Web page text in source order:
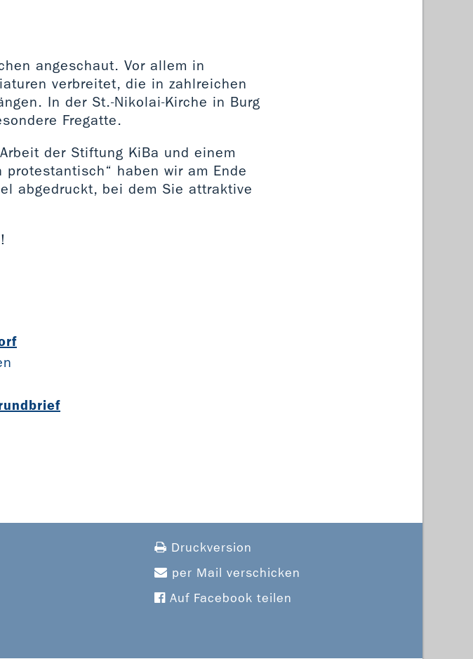
angeschaut. Vor allem in
verbreitet, die in zahlreichen
In der St.-Nikolai-Kirche in Burg
Fregatte.
der Stiftung KiBa und einem
haben wir am Ende
abgedruckt, bei dem Sie attraktive
Druckversion
per Mail verschicken
Auf Facebook teilen